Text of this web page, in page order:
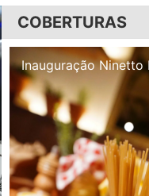
COBERTURAS
Inauguração Illa Café